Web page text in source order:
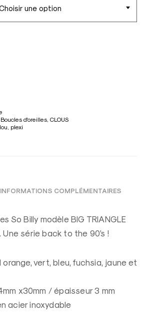
Boucles d'oreilles, CLOUS
, plexi
INFORMATIONS COMPLÉMENTAIRES
So Billy modèle BIG TRIANGLE
série back to the 90’s !
vert, bleu, fuchsia, jaune et
x30mm / épaisseur 3 mm
acier inoxydable